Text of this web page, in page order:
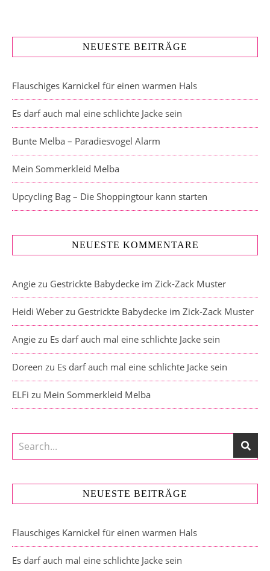
NEUESTE BEITRÄGE
Flauschiges Karnickel für einen warmen Hals
Es darf auch mal eine schlichte Jacke sein
Bunte Melba – Paradiesvogel Alarm
Mein Sommerkleid Melba
Upcycling Bag – Die Shoppingtour kann starten
NEUESTE KOMMENTARE
Angie zu Gestrickte Babydecke im Zick-Zack Muster
Heidi Weber zu Gestrickte Babydecke im Zick-Zack Muster
Angie zu Es darf auch mal eine schlichte Jacke sein
Doreen zu Es darf auch mal eine schlichte Jacke sein
ELFi zu Mein Sommerkleid Melba
NEUESTE BEITRÄGE
Flauschiges Karnickel für einen warmen Hals
Es darf auch mal eine schlichte Jacke sein